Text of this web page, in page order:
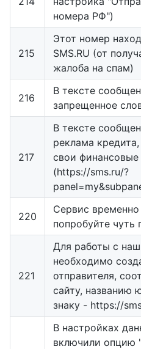
номера РФ")
215
Этот номер
SMS.RU (от
жалоба на спам)
216
В тексте
запрещенное
217
В тексте
реклама
свои
(https://sms.ru/?
220
Сервис временно
попробуйте чуть
221
Для работы с
необходимо
отправителя,
сайту, названию
знаку - https://
В настройках
включили опцию